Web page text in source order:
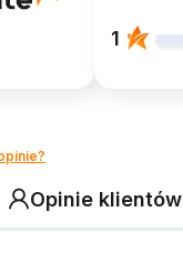
1
Opinie klientów